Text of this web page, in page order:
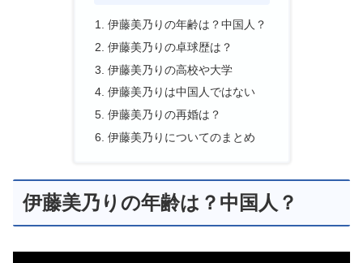
伊藤美乃りの年齢は？中国人？
伊藤美乃りの卓球歴は？
伊藤美乃りの高校や大学
伊藤美乃りは中国人ではない
伊藤美乃りの再婚は？
伊藤美乃りについてのまとめ
伊藤美乃りの年齢は？中国人？